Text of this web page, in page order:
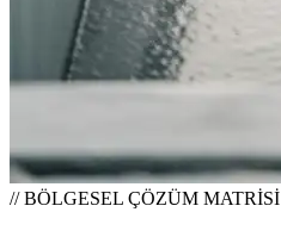
// BÖLGESEL ÇÖZÜM MATRİSİ